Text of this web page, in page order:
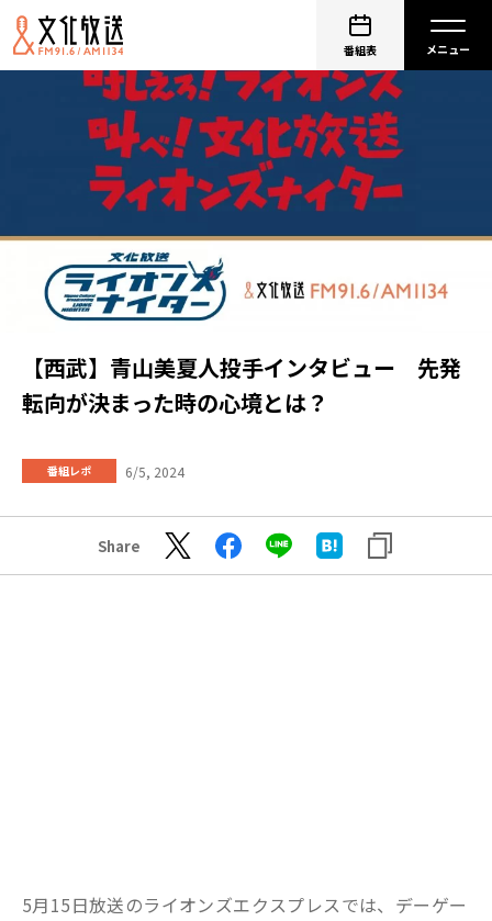
番組表
【西武】青山美夏人投手インタビュー 先発
転向が決まった時の心境とは？
番組レポ 6/5, 2024
Share
5月15日放送のライオンズエクスプレスでは、デーゲー